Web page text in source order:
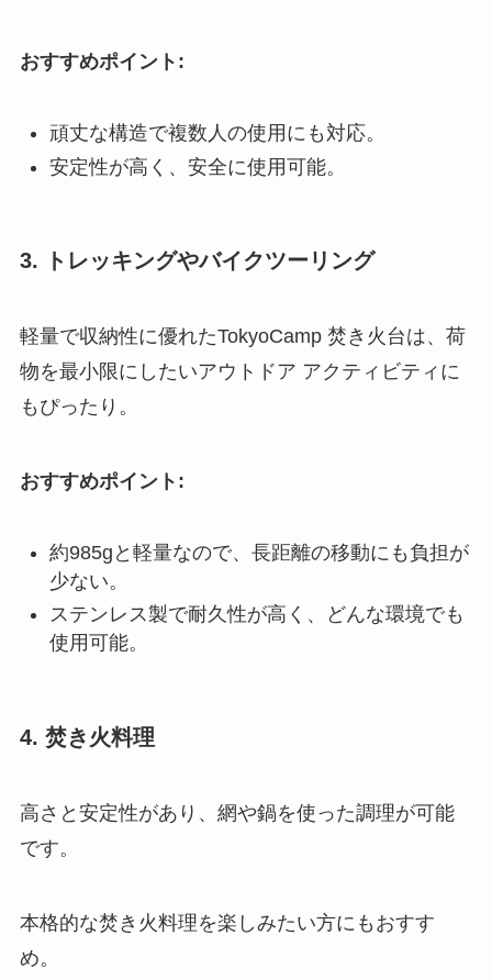
おすすめポイント:
頑丈な構造で複数人の使用にも対応。
安定性が高く、安全に使用可能。
3. トレッキングやバイクツーリング
軽量で収納性に優れたTokyoCamp 焚き火台は、荷
物を最小限にしたいアウトドア アクティビティに
もぴったり。
おすすめポイント:
約985gと軽量なので、長距離の移動にも負担が
少ない。
ステンレス製で耐久性が高く、どんな環境でも
使用可能。
4. 焚き火料理
高さと安定性があり、網や鍋を使った調理が可能
です。
本格的な焚き火料理を楽しみたい方にもおすす
め。